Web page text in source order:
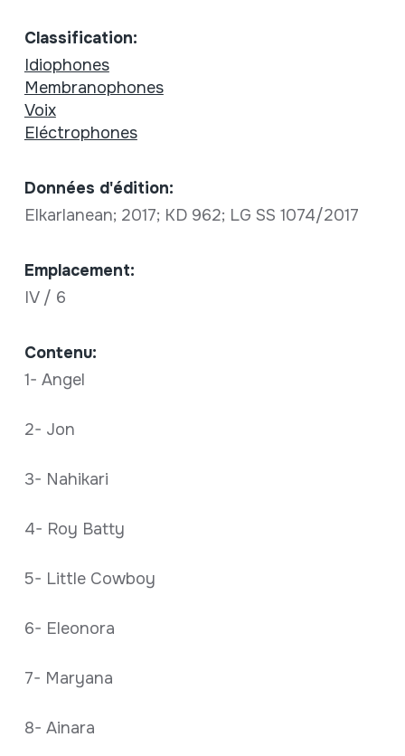
Classification:
Idiophones
Membranophones
Voix
Eléctrophones
Données d'édition:
Elkarlanean; 2017; KD 962; LG SS 1074/2017
Emplacement:
IV / 6
Contenu:
1- Angel
2- Jon
3- Nahikari
4- Roy Batty
5- Little Cowboy
6- Eleonora
7- Maryana
8- Ainara